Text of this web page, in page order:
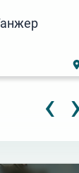
‹
ШаляпинЪ